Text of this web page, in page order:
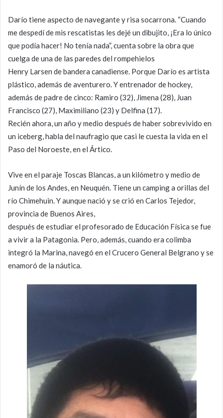
Darío tiene aspecto de navegante y risa socarrona. “Cuando
me despedí de mis rescatistas les dejé un dibujito, ¡Era lo único
que podía hacer! No tenía nada”, cuenta sobre la obra que
cuelga de una de las paredes del rompehielos
Henry Larsen de bandera canadiense. Porque Darío es artista
plástico, además de aventurero. Y entrenador de hockey,
además de padre de cinco: Ramiro (32), Jimena (28), Juan
Francisco (27), Maximiliano (23) y Delfina (17).
Recién ahora, un año y medio después de haber sobrevivido en
un iceberg, habla del naufragio que casi le cuesta la vida en el
Paso del Noroeste, en el Ártico.
Vive en el paraje Toscas Blancas, a un kilómetro y medio de
Junín de los Andes, en Neuquén. Tiene un camping a orillas del
río Chimehuin. Y aunque nació y se crió en Carlos Tejedor,
provincia de Buenos Aires,
después de estudiar el profesorado de Educación Física se fue
a vivir a la Patagonia. Pero, además, cuando era colimba
integró la Marina, navegó en el Crucero General Belgrano y se
enamoró de la náutica.